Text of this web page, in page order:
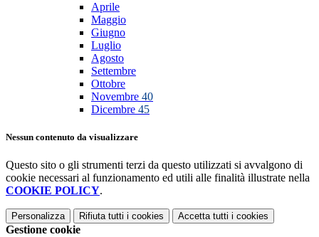
Aprile
Maggio
Giugno
Luglio
Agosto
Settembre
Ottobre
Novembre 40
Dicembre 45
Nessun contenuto da visualizzare
Questo sito o gli strumenti terzi da questo utilizzati si avvalgono di
cookie necessari al funzionamento ed utili alle finalità illustrate nella
COOKIE POLICY.
Personalizza Rifiuta tutti i cookies Accetta tutti i cookies
Gestione cookie